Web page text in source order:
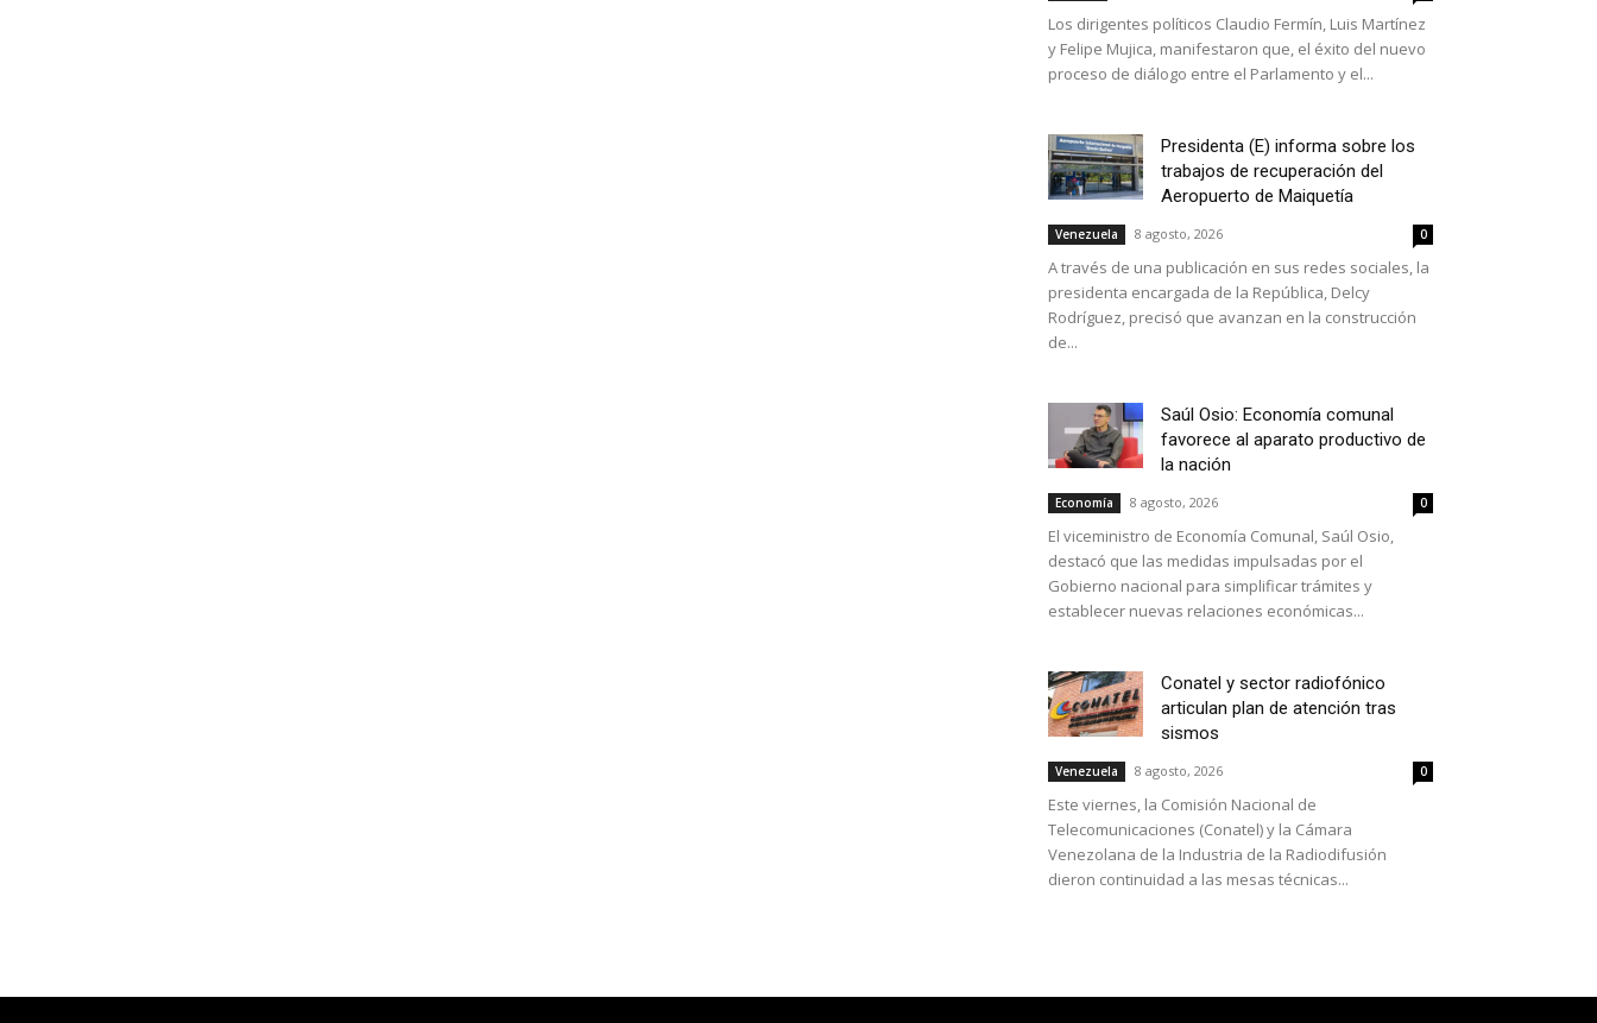
Los dirigentes políticos Claudio Fermín, Luis Martínez
y Felipe Mujica, manifestaron que, el éxito del nuevo
proceso de diálogo entre el Parlamento y el...
Presidenta (E) informa sobre los
trabajos de recuperación del
Aeropuerto de Maiquetía
Venezuela 8 agosto, 2026 0
A través de una publicación en sus redes sociales, la
presidenta encargada de la República, Delcy
Rodríguez, precisó que avanzan en la construcción
de...
Saúl Osio: Economía comunal
favorece al aparato productivo de
la nación
Economía 8 agosto, 2026 0
El viceministro de Economía Comunal, Saúl Osio,
destacó que las medidas impulsadas por el
Gobierno nacional para simplificar trámites y
establecer nuevas relaciones económicas...
Conatel y sector radiofónico
articulan plan de atención tras
sismos
Venezuela 8 agosto, 2026 0
Este viernes, la Comisión Nacional de
Telecomunicaciones (Conatel) y la Cámara
Venezolana de la Industria de la Radiodifusión
dieron continuidad a las mesas técnicas...